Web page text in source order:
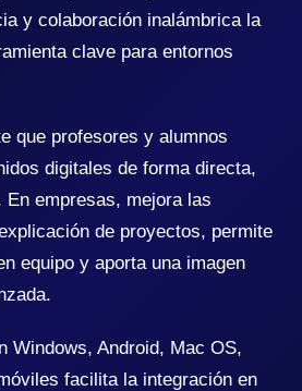
y colaboración inalámbrica la
clave para entornos
que profesores y alumnos
digitales de forma directa,
empresas, mejora las
de proyectos, permite
equipo y aporta una imagen
Windows, Android, Mac OS,
facilita la integración en